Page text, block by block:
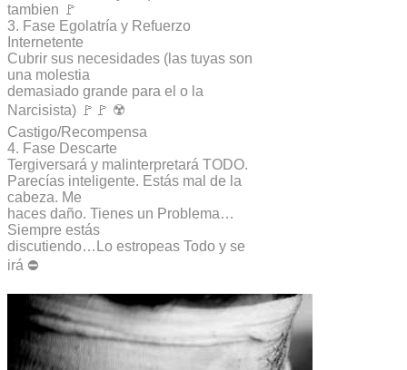
tambien 🚩
3. Fase Egolatría y Refuerzo
Internetente
Cubrir sus necesidades (las tuyas son
una molestia
demasiado grande para el o la
Narcisista) 🚩🚩 ☢️
Castigo/Recompensa
4. Fase Descarte
Tergiversará y malinterpretará TODO.
Parecías inteligente. Estás mal de la
cabeza. Me
haces daño. Tienes un Problema…
Siempre estás
discutiendo…Lo estropeas Todo y se
irá ⛔️